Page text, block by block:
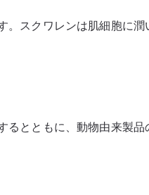
スクワレンは肌細胞に
とともに、動物由来製